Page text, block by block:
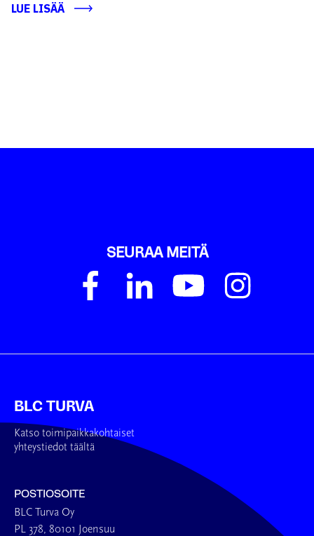
LUE LISÄÄ
SEURAA MEITÄ
BLC TURVA
Katso toimipaikkakohtaiset
yhteystiedot täältä
POSTIOSOITE
BLC Turva Oy
PL 378, 80101 Joensuu